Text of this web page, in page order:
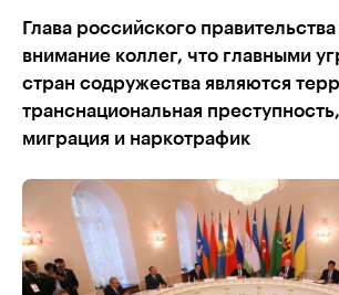
Глава российского
внимание коллег, что главными
стран содружества являются
транснациональная
миграция и наркотрафик